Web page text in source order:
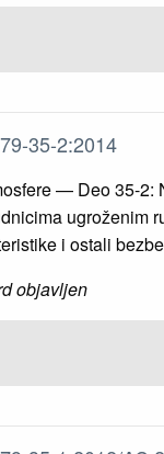
35-2:2014
— Deo 35-2:
ugroženim
i ostali
objavljen